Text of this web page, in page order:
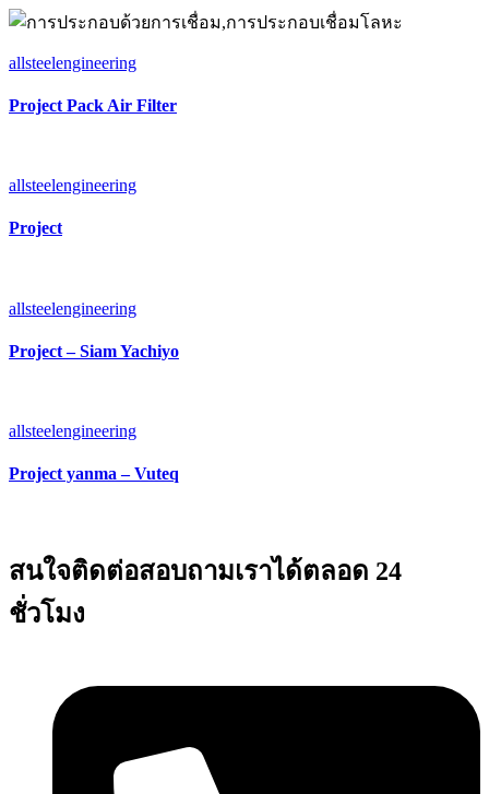
allsteelengineering
Project Pack Air Filter
allsteelengineering
Project
allsteelengineering
Project – Siam Yachiyo
allsteelengineering
Project yanma – Vuteq
สนใจติดต่อสอบถามเราได้ตลอด 24
ชั่วโมง